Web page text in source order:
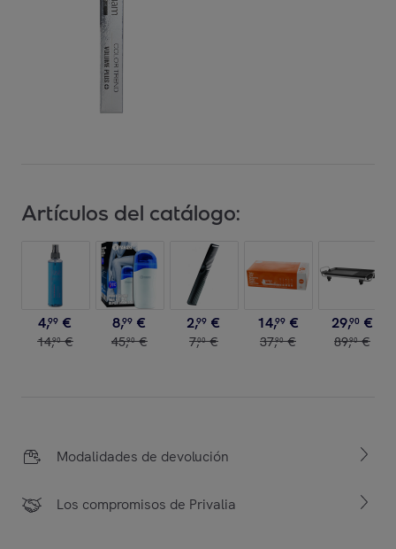
Artículos del catálogo:
4,99 €
14,90 €
8,99 €
45,90 €
2,99 €
7,00 €
14,99 €
37,90 €
29,90 €
89,90 €
Modalidades de devolución
Los compromisos de Privalia